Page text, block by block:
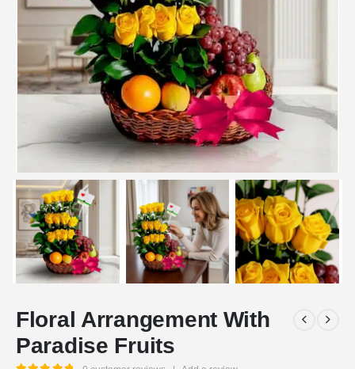
Floral Arrangement With
Paradise Fruits